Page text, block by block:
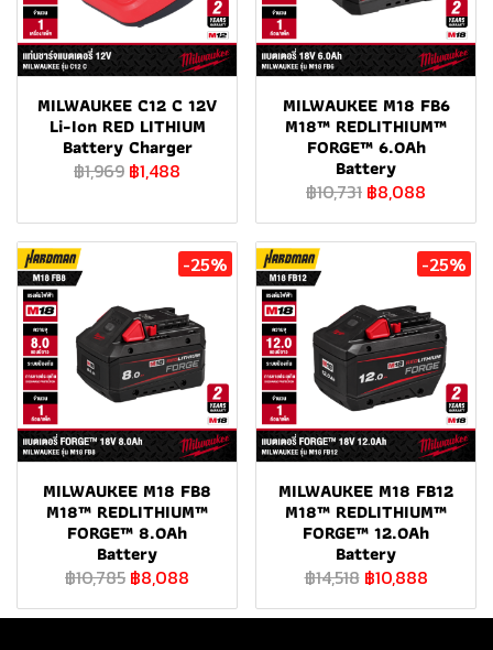
MILWAUKEE C12 C 12V
Li-Ion RED LITHIUM
Battery Charger
฿1,969 ฿1,488
MILWAUKEE M18 FB6
M18™ REDLITHIUM™
FORGE™ 6.0Ah
Battery
฿10,731 ฿8,088
-25%
MILWAUKEE M18 FB8
M18™ REDLITHIUM™
FORGE™ 8.0Ah
Battery
฿10,785 ฿8,088
-25%
MILWAUKEE M18 FB12
M18™ REDLITHIUM™
FORGE™ 12.0Ah
Battery
฿14,518 ฿10,888